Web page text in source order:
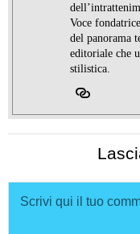
Voce
del panorama
editoriale che
stilistica.